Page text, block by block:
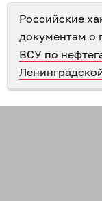
Российские
документам о
ВСУ по